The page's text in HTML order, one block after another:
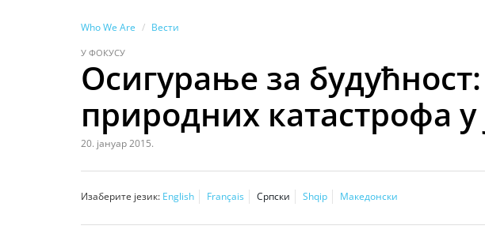
Who We Are Вести
У ФОКУСУ
Осигурање за
природних катастрофа у
20. јануар 2015.
Изаберите језик: English Français Српски Shqip Македонски